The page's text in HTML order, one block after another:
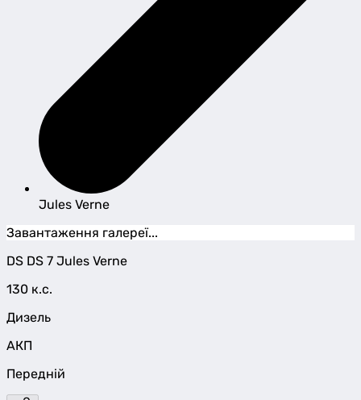
Jules Verne
Завантаження галереї...
DS DS 7 Jules Verne
130 к.с.
Дизель
АКП
Передній